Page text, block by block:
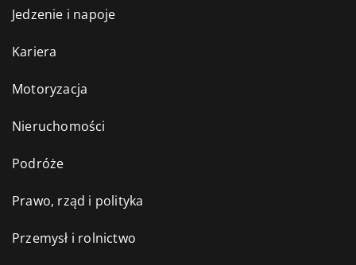
Jedzenie i napoje
Kariera
Motoryzacja
Nieruchomości
Podróże
Prawo, rząd i polityka
Przemysł i rolnictwo